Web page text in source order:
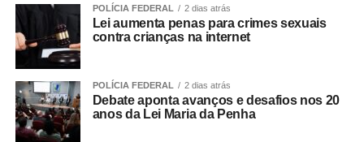
POLÍCIA FEDERAL 2 dias atrás
Lei aumenta penas para crimes sexuais
contra crianças na internet
POLÍCIA FEDERAL 2 dias atrás
Debate aponta avanços e desafios nos 20
anos da Lei Maria da Penha